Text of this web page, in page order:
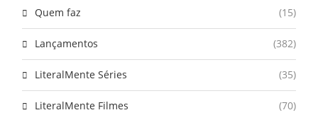
Quem faz (15)
Lançamentos (382)
LiteralMente Séries (35)
LiteralMente Filmes (70)